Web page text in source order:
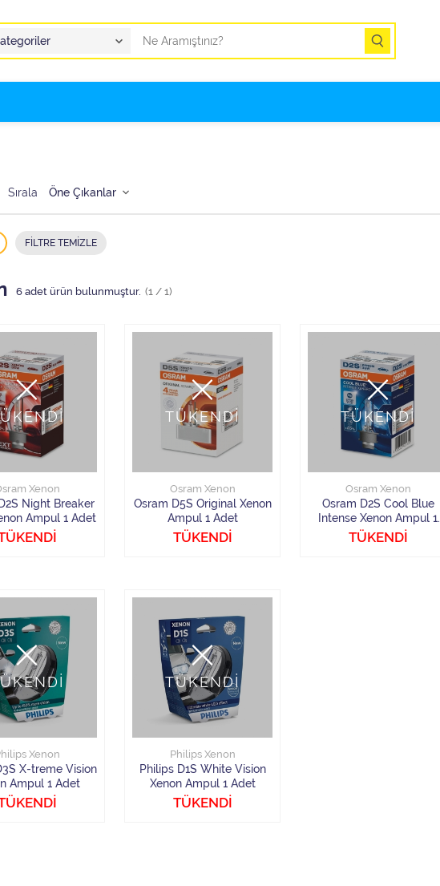
Sırala
FILTRE TEMIZLE
6 adet ürün bulunmuştur. (1 / 1)
Xenon
Night Breaker
Ampul 1 Adet
TÜKENDİ
Osram Xenon
Osram D5S Original Xenon
Ampul 1 Adet
TÜKENDİ
TÜKENDİ
Osram Xenon
Osram D2S Cool Blue
Intense Xenon Ampul 1
Adet
TÜKENDİ
Xenon
X-treme Vision
Ampul 1 Adet
TÜKENDİ
Philips Xenon
Philips D1S White Vision
Xenon Ampul 1 Adet
TÜKENDİ